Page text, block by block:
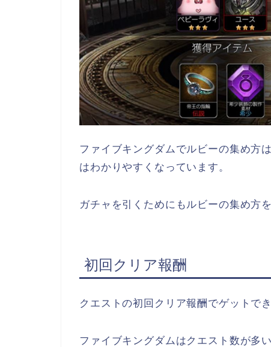
ファイブキングダムでルビーの集め方
はわかりやすくなっています。
ガチャを引くためにもルビーの集め方
初回クリア報酬
クエストの初回クリア報酬でゲットでき
ファイブキングダムはクエスト数が多